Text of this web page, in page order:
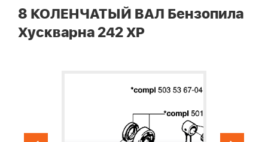
8 КОЛЕНЧАТЫЙ ВАЛ Бензопила
Хускварна 242 XP